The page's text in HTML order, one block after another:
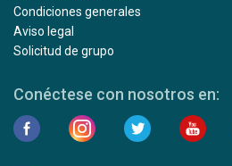
Condiciones generales
Aviso legal
Solicitud de grupo
Conéctese con nosotros en: